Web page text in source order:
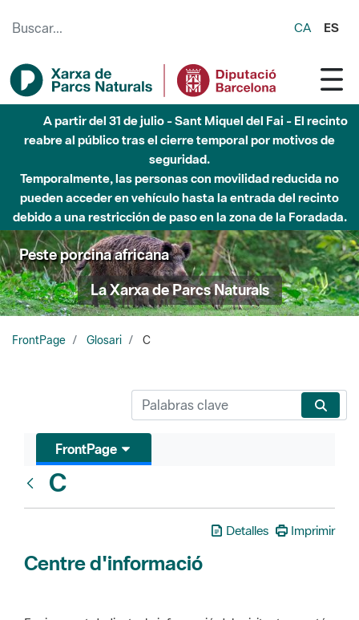
CA ES
A partir del 31 de julio - Sant Miquel del Fai - El recinto
reabre al público tras el cierre temporal por motivos de
seguridad.
Temporalmente, las personas con movilidad reducida no
pueden acceder en vehículo hasta la entrada del recinto
debido a una restricción de paso en la zona de la Foradada.
Peste porcina africana
La Xarxa de Parcs Naturals
FrontPage Glosari C
FrontPage
C
Detalles Imprimir
Centre d'informació